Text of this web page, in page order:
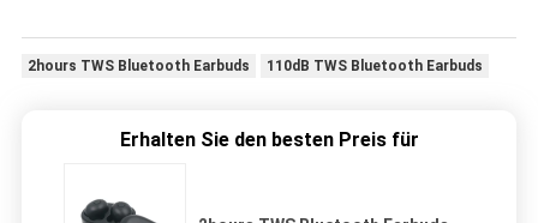
2hours TWS Bluetooth Earbuds 110dB TWS Bluetooth Earbuds
Erhalten Sie den besten Preis für